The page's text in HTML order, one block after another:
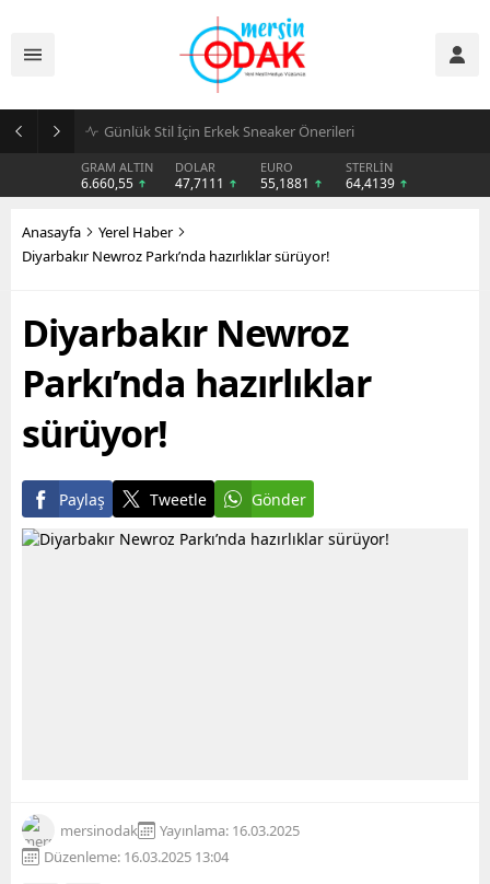
Günlük Stil İçin Erkek Sneaker Önerileri
GRAM ALTIN
6.660,55
DOLAR
47,7111
EURO
55,1881
STERLİN
64,4139
Anasayfa
Yerel Haber
Diyarbakır Newroz Parkı’nda hazırlıklar sürüyor!
Diyarbakır Newroz
Parkı’nda hazırlıklar
sürüyor!
Paylaş Tweetle Gönder
mersinodak
Yayınlama: 16.03.2025
Düzenleme: 16.03.2025 13:04